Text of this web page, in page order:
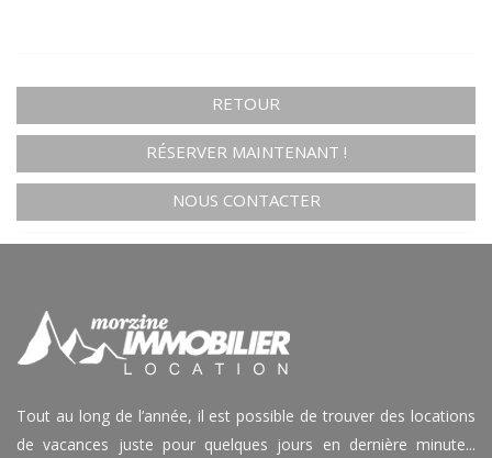
RETOUR
RÉSERVER MAINTENANT !
NOUS CONTACTER
Tout au long de l’année, il est possible de trouver des locations
de vacances juste pour quelques jours en dernière minute...